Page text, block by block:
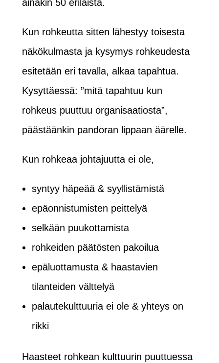
ainakin 50 erilaista.
Kun rohkeutta sitten lähestyy toisesta
näkökulmasta ja kysymys rohkeudesta
esitetään eri tavalla, alkaa tapahtua.
Kysyttäessä: ”mitä tapahtuu kun
rohkeus puuttuu organisaatiosta”,
päästäänkin pandoran lippaan äärelle.
Kun rohkeaa johtajuutta ei ole,
syntyy häpeää & syyllistämistä
epäonnistumisten peittelyä
selkään puukottamista
rohkeiden päätösten pakoilua
epäluottamusta & haastavien
tilanteiden välttelyä
palautekulttuuria ei ole & yhteys on
rikki
Haasteet rohkean kulttuurin puuttuessa